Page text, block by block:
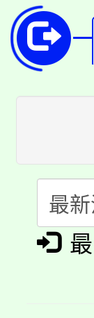
版
公
代
「
車
生
代
公
代
轉
《
淨
最